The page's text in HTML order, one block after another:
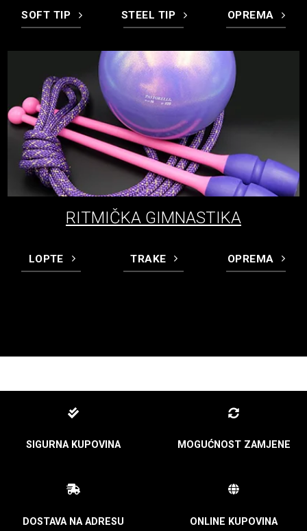
SOFT TIP STEEL TIP OPREMA
RITMIČKA GIMNASTIKA
LOPTE TRAKE OPREMA
SIGURNA KUPOVINA MOGUĆNOST ZAMJENE
DOSTAVA NA ADRESU ONLINE KUPOVINA